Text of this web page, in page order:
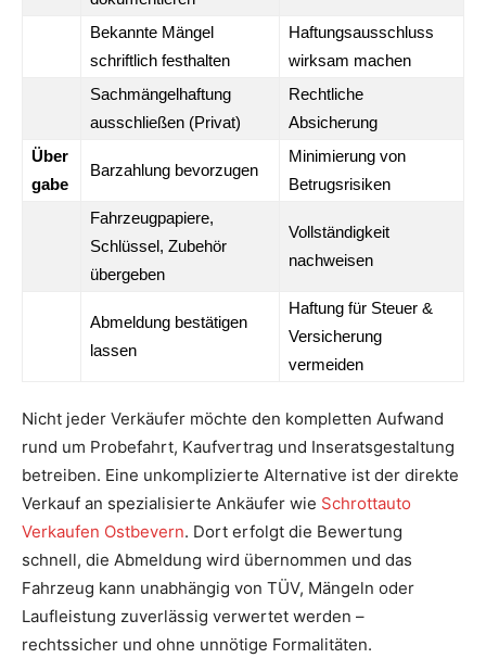
Bekannte Mängel
schriftlich festhalten
Haftungsausschluss
wirksam machen
Sachmängelhaftung
ausschließen (Privat)
Rechtliche
Absicherung
Über
gabe
Barzahlung bevorzugen
Minimierung von
Betrugsrisiken
Fahrzeugpapiere,
Schlüssel, Zubehör
übergeben
Vollständigkeit
nachweisen
Abmeldung bestätigen
lassen
Haftung für Steuer &
Versicherung
vermeiden
Nicht jeder Verkäufer möchte den kompletten Aufwand
rund um Probefahrt, Kaufvertrag und Inseratsgestaltung
betreiben. Eine unkomplizierte Alternative ist der direkte
Verkauf an spezialisierte Ankäufer wie Schrottauto
Verkaufen Ostbevern. Dort erfolgt die Bewertung
schnell, die Abmeldung wird übernommen und das
Fahrzeug kann unabhängig von TÜV, Mängeln oder
Laufleistung zuverlässig verwertet werden –
rechtssicher und ohne unnötige Formalitäten.